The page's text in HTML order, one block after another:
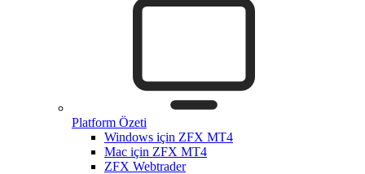
Platform Özeti
Windows için ZFX MT4
Mac için ZFX MT4
ZFX Webtrader